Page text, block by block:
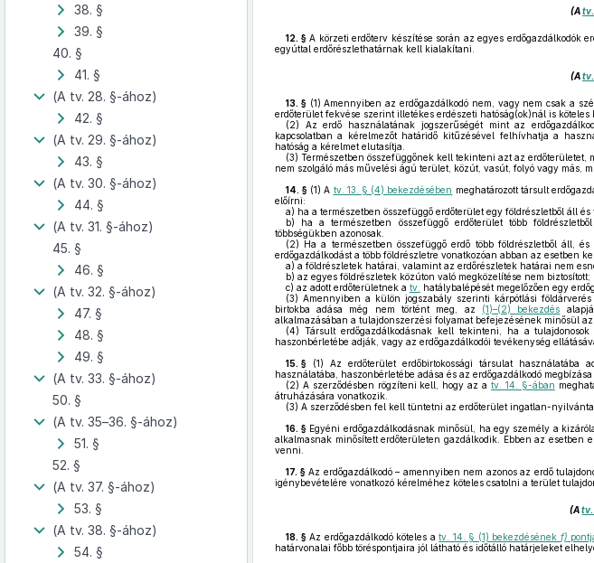
38. §
39. §
40. §
41. §
(A tv. 28. §-ához)
42. §
(A tv. 29. §-ához)
43. §
(A tv. 30. §-ához)
44. §
(A tv. 31. §-ához)
45. §
46. §
(A tv. 32. §-ához)
47. §
48. §
49. §
(A tv. 33. §-ához)
50. §
(A tv. 35–36. §-ához)
51. §
52. §
(A tv. 37. §-ához)
53. §
(A tv. 38. §-ához)
54. §
(A
12. §A körzeti erdőterv készítése során az egyes erdőgazdálkodók
egyúttal erdőrészlethatárnak kell kialakítani.
(A
13. §(1) Amennyiben az erdőgazdálkodó nem, vagy nem csak a
erdőterület fekvése szerint illetékes erdészeti hatóság(ok)nál is
(2) Az erdő használatának jogszerűségét mint az
kapcsolatban a kérelmezőt határidő kitűzésével felhívhatja a
hatóság a kérelmet elutasítja.
(3) Természetben összefüggőnek kell tekinteni azt az erdőterületet,
nem szolgáló más művelési ágú terület, közút, vasút, folyó vagy más,
14. §(1) A tv. 13. § (4) bekezdésében meghatározott társult
előírni:
a) ha a természetben összefüggő erdőterület egy földrészletből áll
b) ha a természetben összefüggő erdőterület több
többségükben azonosak.
(2) Ha a természetben összefüggő erdő több földrészletből áll,
erdőgazdálkodást a több földrészletre vonatkozóan abban az esetben
a) a földrészletek határai, valamint az erdőrészletek határai nem
b) az egyes földrészletek közúton való megközelítése nem biztosított;
c) az adott erdőterületnek a tv. hatálybalépését megelőzően egy
(3) Amennyiben a külön jogszabály szerinti kárpótlási
birtokba adása még nem történt meg, az (1)–(2) bekezdés
alkalmazásában a tulajdonszerzési folyamat befejezésének minősül az
(4) Társult erdőgazdálkodásnak kell tekinteni, ha a
haszonbérletébe adják, vagy az erdőgazdálkodói tevékenység
15. §(1) Az erdőterület erdőbirtokossági társulat használatába
használatába, haszonbérletébe adása és az erdőgazdálkodó
(2) A szerződésben rögzíteni kell, hogy az atv. 14. §-ában
átruházására vonatkozik.
(3) A szerződésben fel kell tüntetni az erdőterület ingatlan-
16. §Egyéni erdőgazdálkodásnak minősül, ha egy személy a
alkalmasnak minősített erdőterületen gazdálkodik. Ebben az esetben
venni.
17. §Az erdőgazdálkodó – amennyiben nem azonos az erdő
igénybevételére vonatkozó kérelméhez köteles csatolni a terület
(Atv.
18. §Az erdőgazdálkodó köteles atv. 14. § (1) bekezdésének f)
határvonalai főbb töréspontjaira jól látható és időtálló határjeleket